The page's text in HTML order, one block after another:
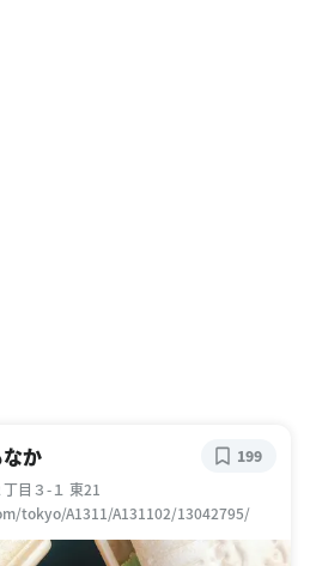
か
目３-１ 東21
tokyo/A1311/A131102/13042795/
199